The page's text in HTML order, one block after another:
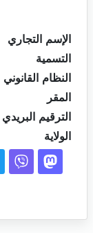
الإسم التجاري
التسمية
النظام القانوني
المقر
الترقيم البريدي
الولاية